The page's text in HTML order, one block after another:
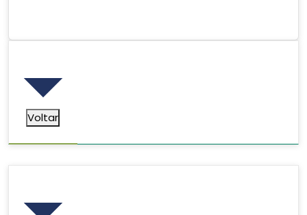
Voltar